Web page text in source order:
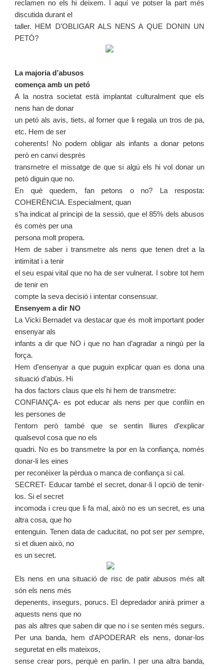
reclamen no els hi deixem. I aquí ve potser la part més
discutida durant el
taller. HEM D’OBLIGAR ALS NENS A QUE DONIN UN
PETÓ?
La majoria d’abusos
comença amb un petó
A la nostra societat està implantat culturalment que els
nens han de donar
un petó als avis, tiets, al forner que li regala un tros de pa,
etc. Hem de ser
coherents! No podem obligar als infants a donar petons
però en canvi desprès
transmetre el missatge de que si algú els hi vol donar un
petó diguin que no.
En què quedem, fan petons o no? La resposta:
COHERÈNCIA. Especialment, quan
s’ha indicat al principi de la sessió, que el 85% dels abusos
és comès per una
persona molt propera.
Hem de saber i transmetre als nens que tenen dret a la
intimitat i a tenir
el seu espai vital que no ha de ser vulnerat. I sobre tot hem
de tenir en
compte la seva decisió i intentar consensuar.
Ensenyem a dir NO
La Vicki Bernadet va destacar que és molt important poder
ensenyar als
infants a dir que NO i que no han d’agradar a ningú per la
força.
Hem d’ensenyar a que puguin explicar quan es dona una
situació d’abús. Hi
ha dos factors claus que els hi hem de transmetre:
CONFIANÇA- es pot educar als nens per que confiïn en
les persones de
l’entorn però també que se sentin lliures d’explicar
qualsevol cosa que no els
quadri. No es bo transmetre la por en la confiança, només
donar-li les eines
per reconèixer la pèrdua o manca de confiança si cal.
SECRET- Educar també el secret, donar-li l opció de tenir-
los. Si el secret
incomoda i creu que li fa mal, això no es un secret, es una
altra cosa, que ho
entenguin. Tenen data de caducitat, no pot ser per sempre,
si et diuen això, no
es un secret.
Els nens en una situació de risc de patir abusos més alt
són els nens més
depenents, insegurs, porucs. El depredador anirà primer a
aquests nens que no
pas als altres que saben dir que no i se senten més segurs.
Per una banda, hem d’APODERAR els nens, donar-los
seguretat en ells mateixos,
sense crear pors, perquè en parlin. I per una altra banda,